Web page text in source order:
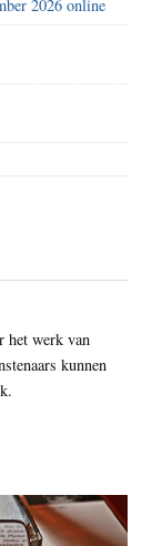
2026 online
het werk van
kunnen